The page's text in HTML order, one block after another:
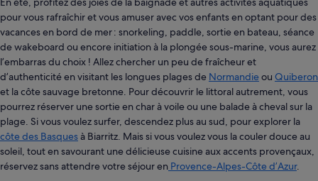
pour vous rafraîchir et vous amuser avec vos enfants en optant pour des
vacances en bord de mer : snorkeling, paddle, sortie en bateau, séance
de wakeboard ou encore initiation à la plongée sous-marine, vous aurez
l’embarras du choix ! Allez chercher un peu de fraîcheur et
d’authenticité en visitant les longues plages de Normandieou Quiberon
et la côte sauvage bretonne. Pour découvrir le littoral autrement, vous
pourrez réserver une sortie en char à voile ou une balade à cheval sur la
plage. Si vous voulez surfer, descendez plus au sud, pour explorer la
côte des Basques à Biarritz. Mais si vous voulez vous la couler douce au
soleil, tout en savourant une délicieuse cuisine aux accents provençaux,
réservez sans attendre votre séjour en Provence-Alpes-Côte d’Azur.